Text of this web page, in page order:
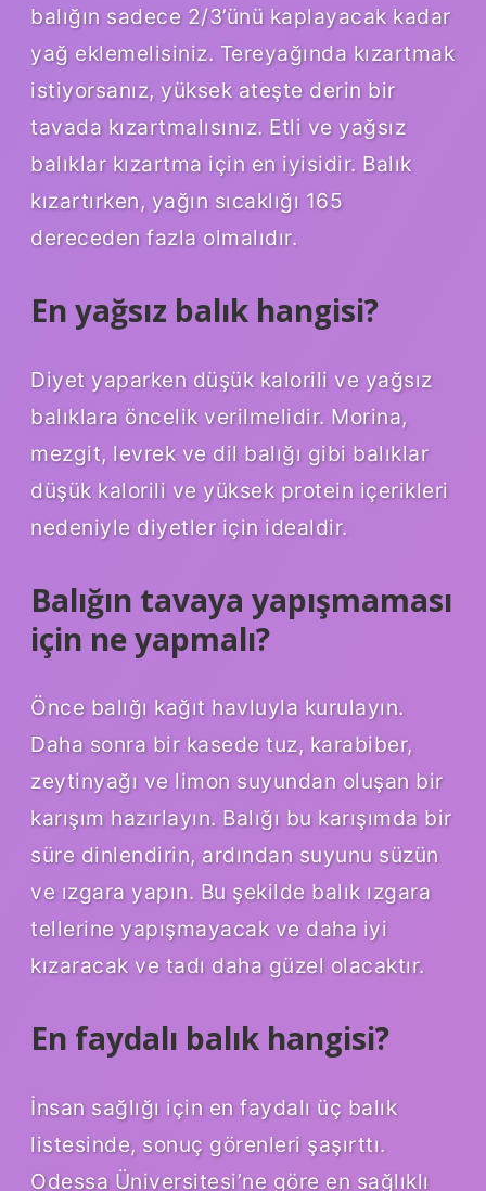
balığın sadece 2/3’ünü kaplayacak kadar
yağ eklemelisiniz. Tereyağında kızartmak
istiyorsanız, yüksek ateşte derin bir
tavada kızartmalısınız. Etli ve yağsız
balıklar kızartma için en iyisidir. Balık
kızartırken, yağın sıcaklığı 165
dereceden fazla olmalıdır.
En yağsız balık hangisi?
Diyet yaparken düşük kalorili ve yağsız
balıklara öncelik verilmelidir. Morina,
mezgit, levrek ve dil balığı gibi balıklar
düşük kalorili ve yüksek protein içerikleri
nedeniyle diyetler için idealdir.
Balığın tavaya yapışmaması
için ne yapmalı?
Önce balığı kağıt havluyla kurulayın.
Daha sonra bir kasede tuz, karabiber,
zeytinyağı ve limon suyundan oluşan bir
karışım hazırlayın. Balığı bu karışımda bir
süre dinlendirin, ardından suyunu süzün
ve ızgara yapın. Bu şekilde balık ızgara
tellerine yapışmayacak ve daha iyi
kızaracak ve tadı daha güzel olacaktır.
En faydalı balık hangisi?
İnsan sağlığı için en faydalı üç balık
listesinde, sonuç görenleri şaşırttı.
Odessa Üniversitesi’ne göre en sağlıklı